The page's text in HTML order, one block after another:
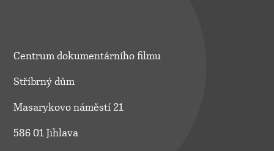
Centrum dokumentárního filmu
Stříbrný dům
Masarykovo náměstí 21
586 01 Jihlava